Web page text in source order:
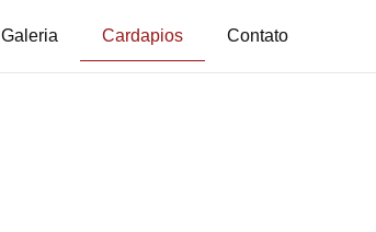
Galeria Cardapios Contato